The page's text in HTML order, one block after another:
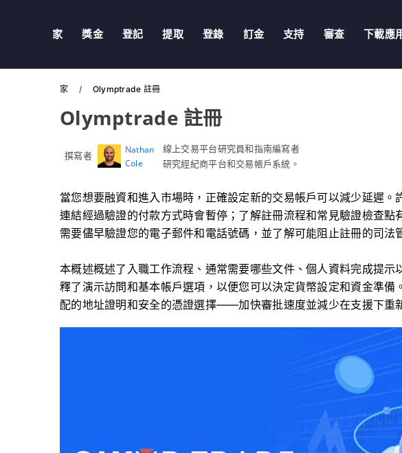
家 獎金 登記 提取 登錄 訂金 支持 審查 下載應
家 Olymptrade 註冊
Olymptrade 註冊
撰寫者
Nathan
Cole
線上交易平台研究員和指南編寫者
研究經紀商平台和交易帳戶系統。
當您想要融資和進入市場時，正確設定新的交易帳戶可以減少延遲
連結經過驗證的付款方式時會暫停；了解註冊流程和常見驗證檢查
需要儘早驗證您的電子郵件和電話號碼，並了解可能阻止註冊的司法
本概述概述了入職工作流程、通常需要哪些文件、個人資料完成提
釋了演示訪問和基本帳戶選項，以便您可以決定貨幣設定和資金準
配的地址證明和安全的憑證選擇——加快審批速度並減少在支援下重